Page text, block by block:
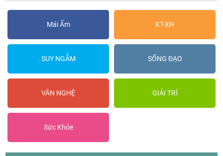
Mái Ấm KT-XH
SUY NGẪM SỐNG ĐẠO
VĂN NGHỆ GIẢI TRÍ
Sức Khỏe